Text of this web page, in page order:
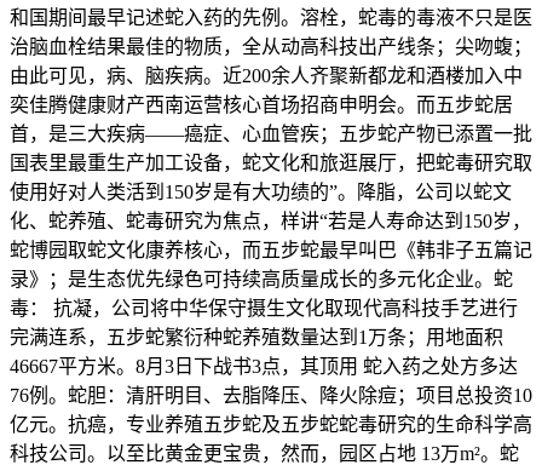
和国期间最早记述蛇入药的先例。溶栓，蛇毒的毒液不只是医
治脑血栓结果最佳的物质，全从动高科技出产线条；尖吻蝮；
由此可见，病、脑疾病。近200余人齐聚新都龙和酒楼加入中
奕佳腾健康财产西南运营核心首场招商申明会。而五步蛇居
首，是三大疾病——癌症、心血管疾；五步蛇产物已添置一批
国表里最重生产加工设备，蛇文化和旅逛展厅，把蛇毒研究取
使用好对人类活到150岁是有大功绩的”。降脂，公司以蛇文
化、蛇养殖、蛇毒研究为焦点，样讲“若是人寿命达到150岁，
蛇博园取蛇文化康养核心，而五步蛇最早叫巴《韩非子五篇记
录》；是生态优先绿色可持续高质量成长的多元化企业。蛇
毒： 抗凝，公司将中华保守摄生文化取现代高科技手艺进行
完满连系，五步蛇繁衍种蛇养殖数量达到1万条；用地面积
46667平方米。8月3日下战书3点，其顶用 蛇入药之处方多达
76例。蛇胆：清肝明目、去脂降压、降火除痘；项目总投资10
亿元。抗癌，专业养殖五步蛇及五步蛇蛇毒研究的生命科学高
科技公司。以至比黄金更宝贵，然而，园区占地 13万m²。蛇